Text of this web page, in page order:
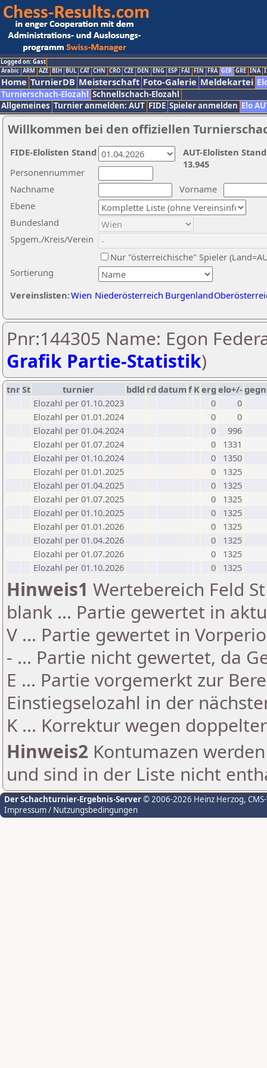
Logged on: Gast
Arabic ARM AZE BIH BUL CAT CHN CRO CZE DEN ENG ESP FAI FIN FRA GER GRE INA
Home TurnierDB Meisterschaft Foto-Galerie Meldekartei
Turnierschach-Elozahl Schnellschach-Elozahl
Allgemeines Turnier anmelden: AUT FIDE Spieler anmelden Elo
Willkommen bei den offiziellen
Nachname
Vorname
Ebene
Sortierung
Personennummer
Bundesland
Spgem./Kreis/Verein
Nur "österreichische" Spieler
Vereinslisten:Wien Niederösterreich Burgenland
AUT-Elolisten
13.945
FIDE-Elolisten Stand
Pnr:144305 Name: Egon
Grafik Partie-Statistik)
tnrSt turnier bdld rd datumf Kerg elo+/-
Elozahl per 01.10.2023
0
0
Elozahl per 01.01.2024
0
0
Elozahl per 01.04.2024
0
996
Elozahl per 01.07.2024
0
1331
Elozahl per 01.10.2024
0
1350
Elozahl per 01.01.2025
0
1325
Elozahl per 01.04.2025
0
1325
Elozahl per 01.07.2025
0
1325
Elozahl per 01.10.2025
0
1325
Elozahl per 01.01.2026
0
1325
Elozahl per 01.04.2026
0
1325
Elozahl per 01.07.2026
0
1325
Elozahl per 01.10.2026
0 1325
Hinweis1 Wertebereich Feld
blank ... Partie gewertet in
V ... Partie gewertet in
- ... Partie nicht gewertet, da
E ... Partie vorgemerkt zur
Einstiegselozahl in der
K ... Korrektur wegen
Hinweis2 Kontumazen
und sind in der Liste nicht
Der Schachturnier-Ergebnis-Server© 2006-2026 Heinz Herzog,
Impressum / Nutzungsbedingungen